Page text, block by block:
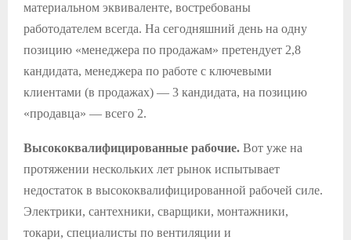
материальном эквиваленте, востребованы
работодателем всегда. На сегодняшний день на одну
позицию «менеджера по продажам» претендует 2,8
кандидата, менеджера по работе с ключевыми
клиентами (в продажах) — 3 кандидата, на позицию
«продавца» — всего 2.
Высококвалифицированные рабочие. Вот уже на
протяжении нескольких лет рынок испытывает
недостаток в высококвалифицированной рабочей силе.
Электрики, сантехники, сварщики, монтажники,
токари, специалисты по вентиляции и